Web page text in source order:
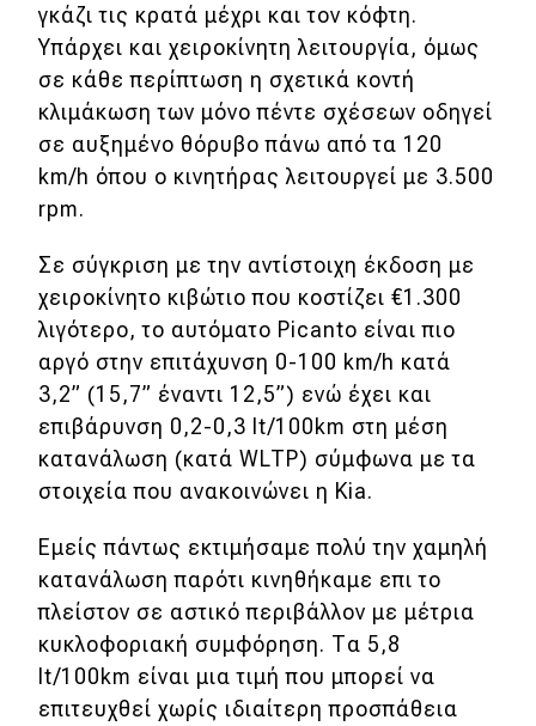
γκάζι τις κρατά μέχρι και τον κόφτη.
Υπάρχει και χειροκίνητη λειτουργία, όμως
σε κάθε περίπτωση η σχετικά κοντή
κλιμάκωση των μόνο πέντε σχέσεων οδηγεί
σε αυξημένο θόρυβο πάνω από τα 120
km/h όπου ο κινητήρας λειτουργεί με 3.500
rpm.
Σε σύγκριση με την αντίστοιχη έκδοση με
χειροκίνητο κιβώτιο που κοστίζει €1.300
λιγότερο, το αυτόματο Picanto είναι πιο
αργό στην επιτάχυνση 0-100 km/h κατά
3,2” (15,7” έναντι 12,5”) ενώ έχει και
επιβάρυνση 0,2-0,3 lt/100km στη μέση
κατανάλωση (κατά WLTP) σύμφωνα με τα
στοιχεία που ανακοινώνει η Kia.
Εμείς πάντως εκτιμήσαμε πολύ την χαμηλή
κατανάλωση παρότι κινηθήκαμε επι το
πλείστον σε αστικό περιβάλλον με μέτρια
κυκλοφοριακή συμφόρηση. Τα 5,8
lt/100km είναι μια τιμή που μπορεί να
επιτευχθεί χωρίς ιδιαίτερη προσπάθεια